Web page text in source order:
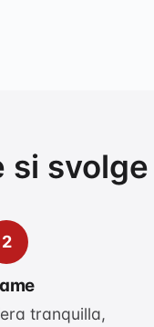
si
2
tranquilla,